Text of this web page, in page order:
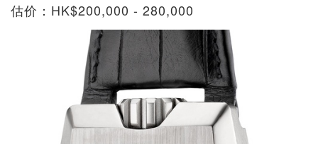
估价：HK$200,000 - 280,000